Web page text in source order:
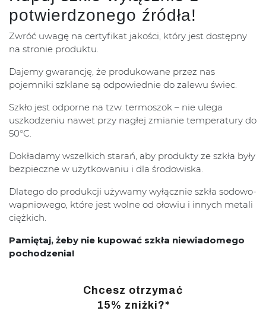
potwierdzonego źródła!
Zwróć uwagę na certyfikat jakości, który jest dostępny
na stronie produktu.
Dajemy gwarancję, że produkowane przez nas
pojemniki szklane są odpowiednie do zalewu świec.
Szkło jest odporne na tzw. termoszok – nie ulega
uszkodzeniu nawet przy nagłej zmianie temperatury do
50°C.
Dokładamy wszelkich starań, aby produkty ze szkła były
bezpieczne w użytkowaniu i dla środowiska.
Dlatego do produkcji używamy wyłącznie szkła sodowo-
wapniowego, które jest wolne od ołowiu i innych metali
ciężkich.
Pamiętaj, żeby nie kupować szkła niewiadomego
pochodzenia!
Chcesz otrzymać
15% zniżki?*